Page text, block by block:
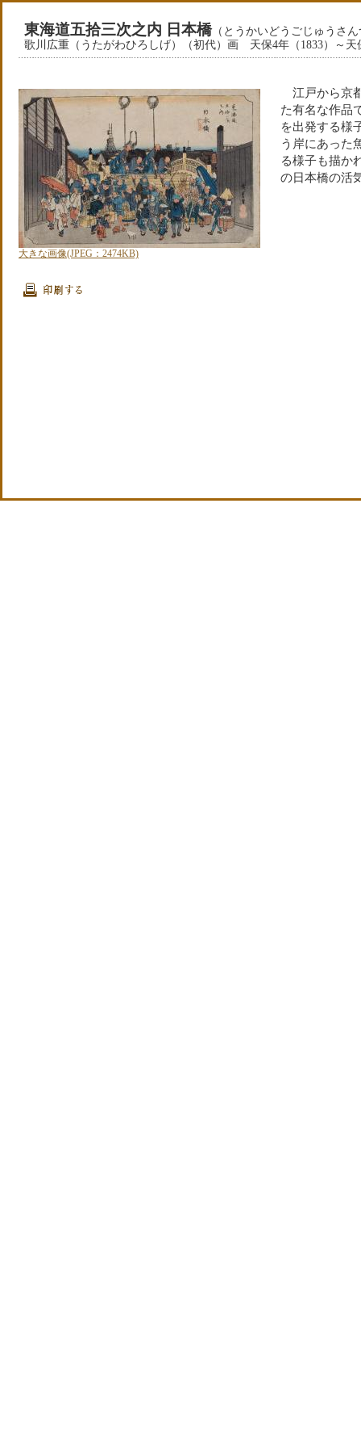
東海道五拾三次之内 日本橋（とうかいどうごじゅうさ
歌川広重（うたがわひろしげ）（初代）画 天保4年（1833）～
大きな画像(JPEG：2474KB)
江戸から京
た有名な作品
を出発する様
う岸にあった
る様子も描か
の日本橋の活